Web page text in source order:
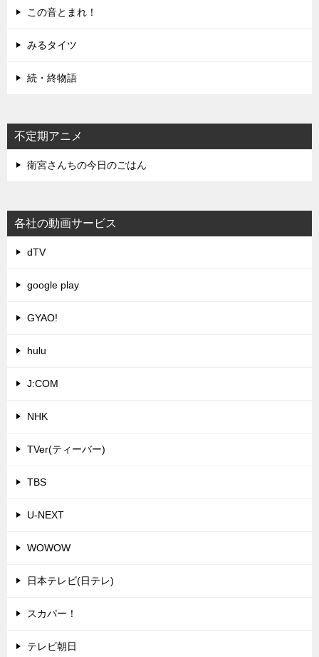
この音とまれ！
みるタイツ
続・終物語
不定期アニメ
衛宮さんちの今日のごはん
各社の動画サービス
dTV
google play
GYAO!
hulu
J:COM
NHK
TVer(ティーバー)
TBS
U-NEXT
WOWOW
日本テレビ(日テレ)
スカパー！
テレビ朝日